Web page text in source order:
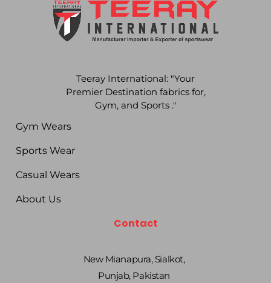
Teeray International: "Your
Premier Destination fabrics for,
Gym, and Sports ."
Gym Wears
Sports Wear
Casual Wears
About Us
Contact
New Mianapura, Sialkot,
Punjab, Pakistan